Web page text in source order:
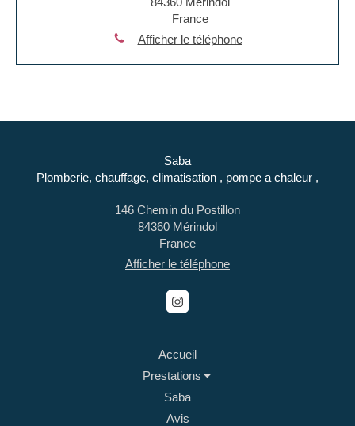
France
Afficher le téléphone
Saba
Plomberie, chauffage, climatisation , pompe a chaleur ,
146 Chemin du Postillon
84360 Mérindol
France
Afficher le téléphone
Accueil
Prestations
Saba
Avis